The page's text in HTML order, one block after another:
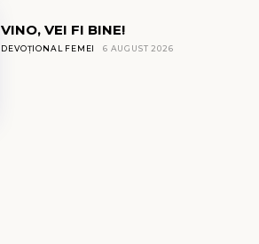
VINO, VEI FI BINE!
DEVOȚIONAL FEMEI 6 AUGUST 2026